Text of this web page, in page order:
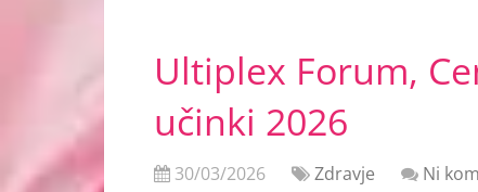
Ultiplex Forum,
učinki 2026
30/03/2026 Zdravje
Ni